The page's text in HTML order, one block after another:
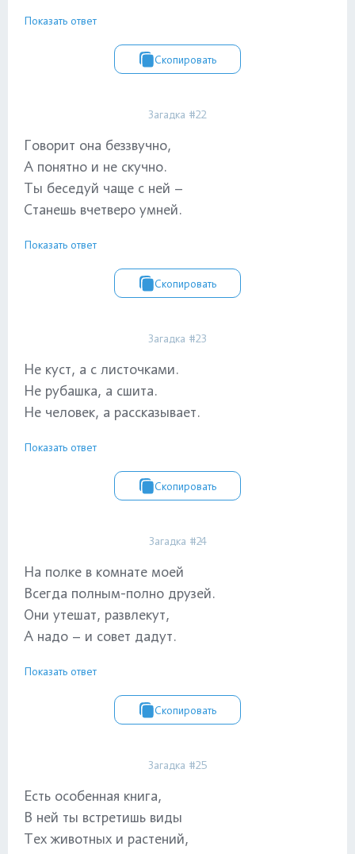
Показать ответ
Скопировать
Загадка #22
Говорит она беззвучно,
А понятно и не скучно.
Ты беседуй чаще с ней –
Станешь вчетверо умней.
Показать ответ
Скопировать
Загадка #23
Не куст, а с листочками.
Не рубашка, а сшита.
Не человек, а рассказывает.
Показать ответ
Скопировать
Загадка #24
На полке в комнате моей
Всегда полным-полно друзей.
Они утешат, развлекут,
А надо – и совет дадут.
Показать ответ
Скопировать
Загадка #25
Есть особенная книга,
В ней ты встретишь виды
Тех животных и растений,